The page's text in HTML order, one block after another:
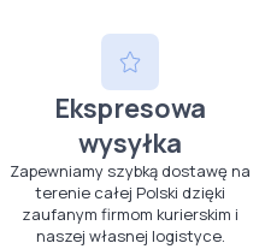
Ekspresowa
wysyłka
Zapewniamy szybką dostawę na
terenie całej Polski dzięki
zaufanym firmom kurierskim i
naszej własnej logistyce.